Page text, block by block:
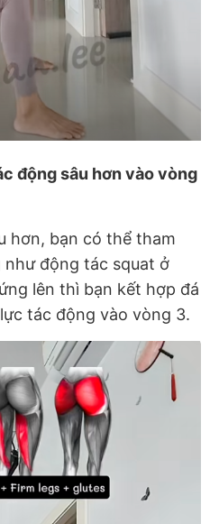
động sâu hơn vào vòng
hơn, bạn có thể tham
như động tác squat ở
lên thì bạn kết hợp đá
tác động vào vòng 3.